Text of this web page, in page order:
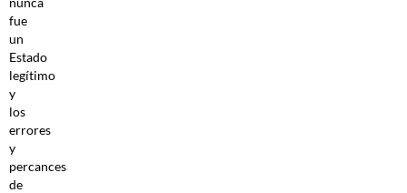
fue
un
Estado
legítimo
y
los
errores
y
percances
de